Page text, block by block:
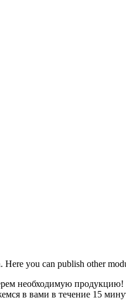
you can publish other
необходимую продукцию!
в вами в течение 15